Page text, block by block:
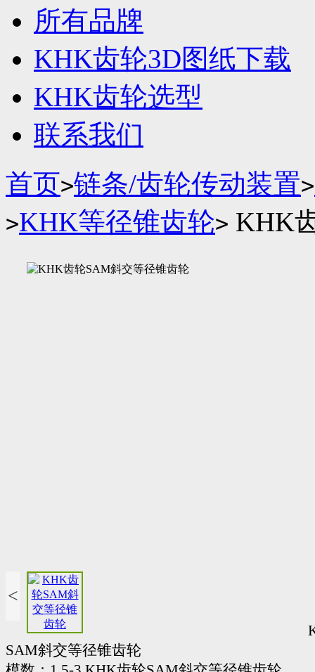
所有品牌
KHK齿轮3D图纸下载
KHK齿轮选型
联系我们
首页>链条/齿轮传动装置>
>KHK等径锥齿轮> KHK
<
SAM斜交等径锥齿轮